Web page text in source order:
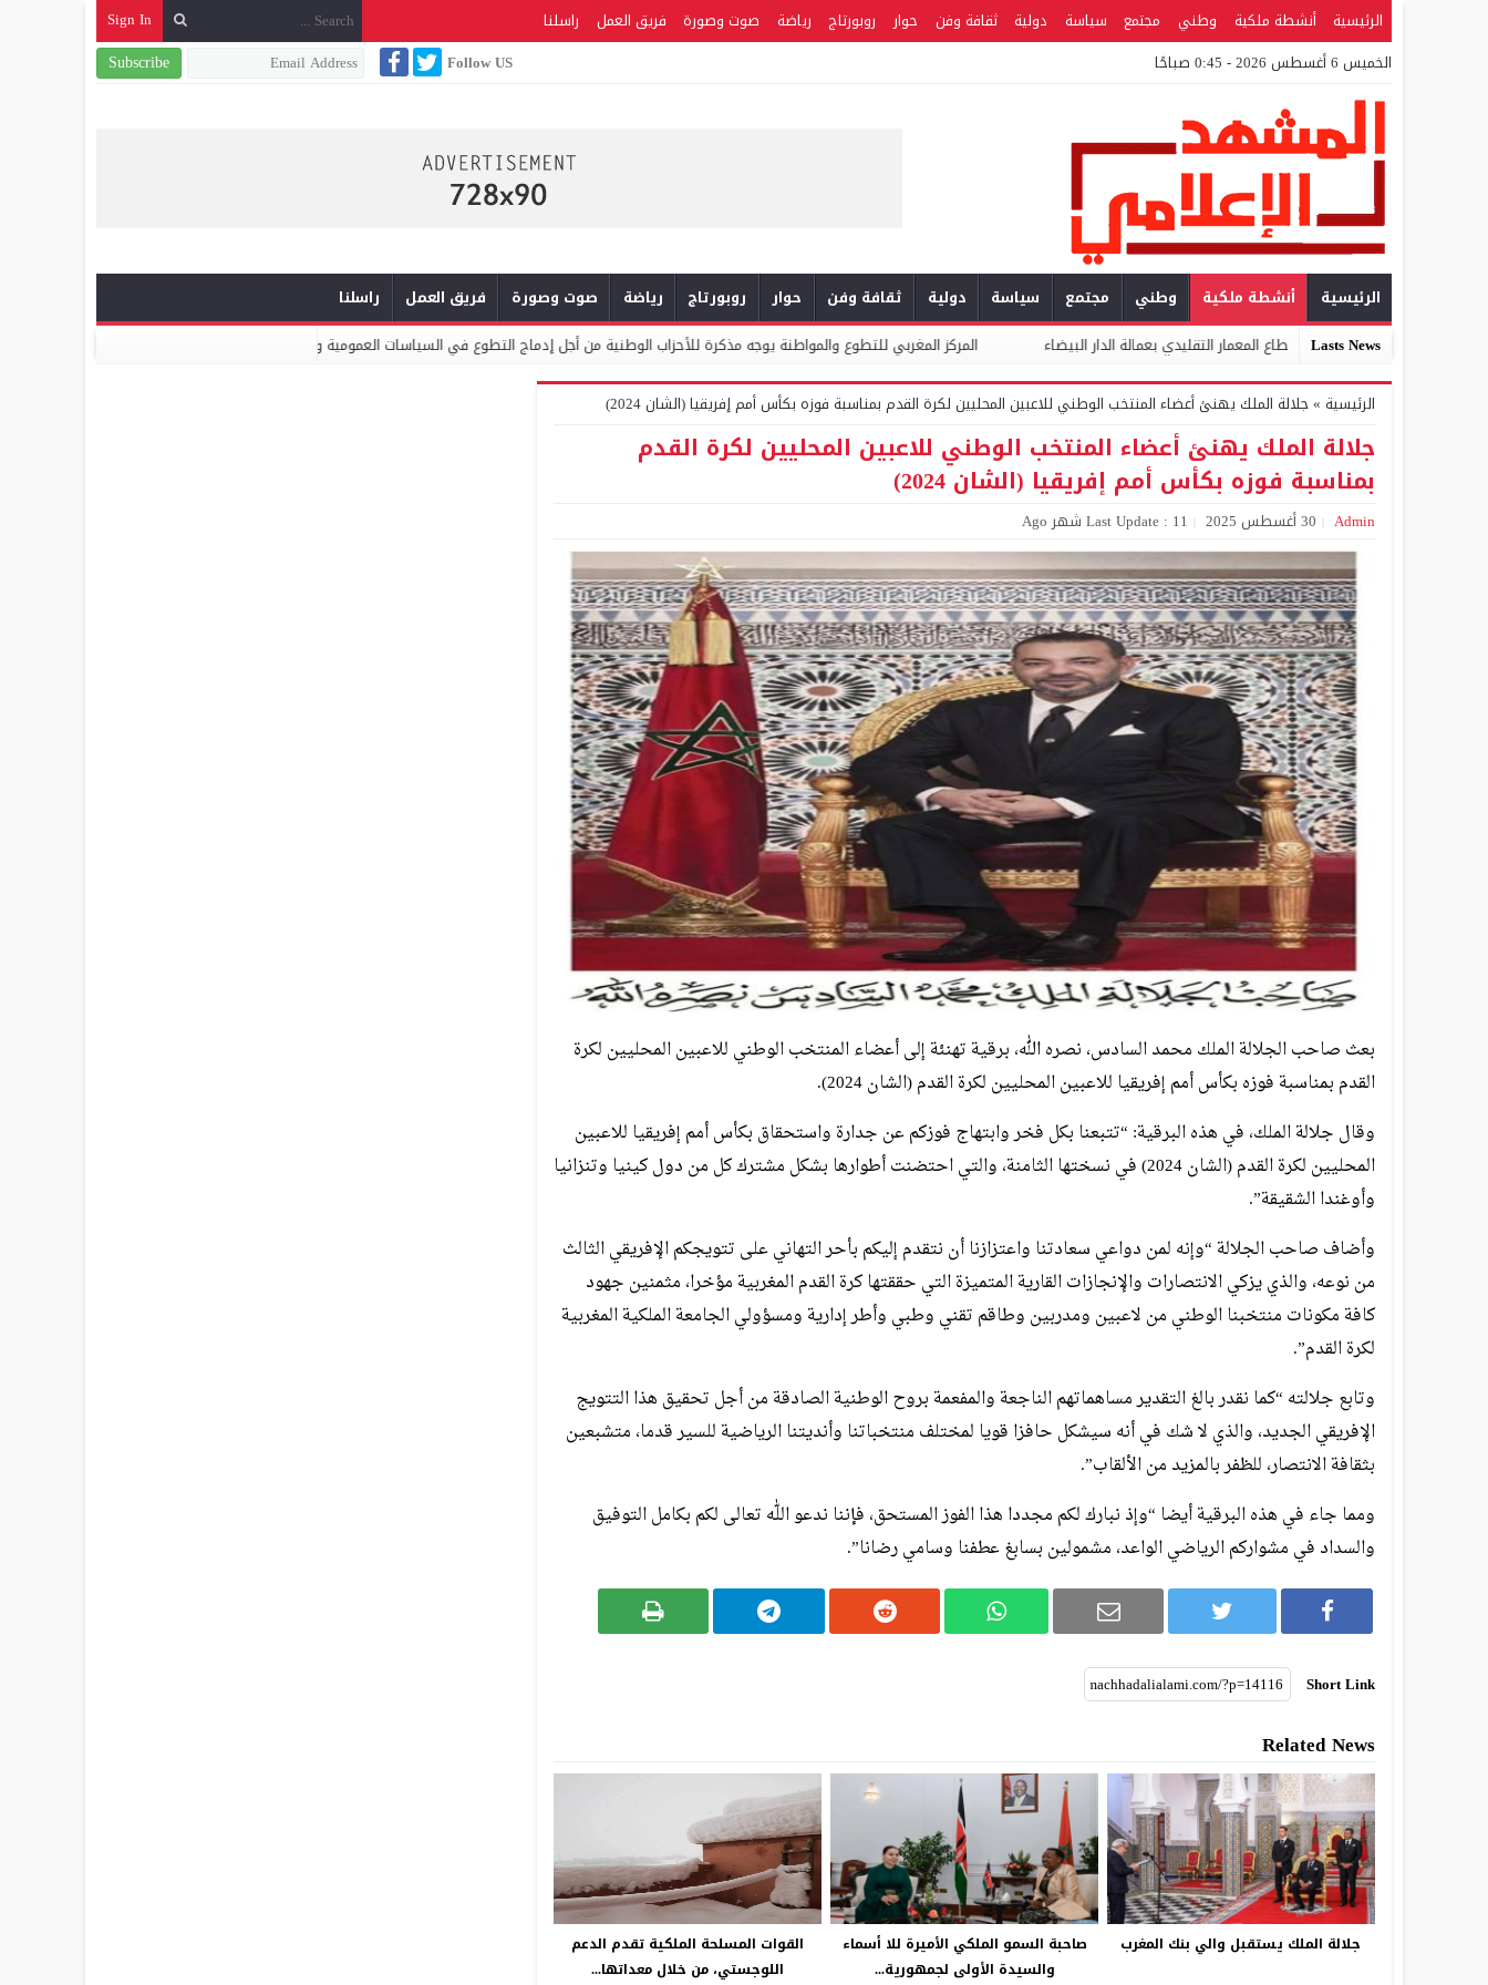
الرئيسية أنشطة ملكية وطني مجتمع سياسة دولية ثقافة وفن حوار روبورتاج رياضة صوت وصورة فريق العمل راسلنا
Sign In
الخميس 6 أغسطس 2026 - 0:45 صباحًا
Subscribe Follow US
الرئيسية أنشطة ملكية وطني مجتمع سياسة دولية ثقافة وفن حوار روبورتاج رياضة صوت وصورة فريق العمل
راسلنا
Lasts News
الإقليمية لقطاع المعمار التقليدي بعمالة الدار البيضاء المركز المغربي للتطوع والمواطنة يوجه مذكرة للأحزاب الوطنية من أجل إدماج التطوع في السياسات العمومية والبرامج الانتخابية
الرئيسية »جلالة الملك يهنئ أعضاء المنتخب الوطني للاعبين المحليين لكرة القدم بمناسبة فوزه بكأس أمم إفریقیا (الشان 2024)
جلالة الملك يهنئ أعضاء المنتخب الوطني للاعبين المحليين لكرة القدم
بمناسبة فوزه بكأس أمم إفریقیا (الشان 2024)
Admin 30 أغسطس 2025 Last Update : 11 شهر Ago
بعث صاحب الجلالة الملك محمد السادس، نصره الله، برقية تهنئة إلى أعضاء المنتخب الوطني للاعبين المحليين لكرة
القدم بمناسبة فوزه بكأس أمم إفريقيا للاعبين المحليين لكرة القدم (الشان 2024).
وقال جلالة الملك، في هذه البرقية: “تتبعنا بكل فخر وابتهاج فوزكم عن جدارة واستحقاق بكأس أمم إفريقيا للاعبين
المحليين لكرة القدم (الشان 2024) في نسختها الثامنة، والتي احتضنت أطوارها بشكل مشترك كل من دول كينيا وتنزانيا
وأوغندا الشقيقة”.
وأضاف صاحب الجلالة “وإنه لمن دواعي سعادتنا واعتزازنا أن نتقدم إليكم بأحر التهاني على تتويجكم الإفريقي الثالث
من نوعه، والذي يزكي الانتصارات والإنجازات القارية المتميزة التي حققتها كرة القدم المغربية مؤخرا، مثمنين جهود
كافة مكونات منتخبنا الوطني من لاعبين ومدربين وطاقم تقني وطبي وأطر إدارية ومسؤولي الجامعة الملكية المغربية
لكرة القدم”.
وتابع جلالته “كما نقدر بالغ التقدير مساهماتهم الناجعة والمفعمة بروح الوطنية الصادقة من أجل تحقيق هذا التتويج
الإفريقي الجديد، والذي لا شك في أنه سيشكل حافزا قويا لمختلف منتخباتنا وأنديتنا الرياضية للسير قدما، متشبعين
بثقافة الانتصار، للظفر بالمزيد من الألقاب”.
ومما جاء في هذه البرقية أيضا “وإذ نبارك لكم مجددا هذا الفوز المستحق، فإننا ندعو اللّٰه تعالى لكم بكامل التوفيق
والسداد في مشواركم الرياضي الواعد، مشمولين بسابغ عطفنا وسامي رضانا”.
Short Link
Related News
جلالة الملك يستقبل والي بنك المغرب
صاحبة السمو الملكي الأميرة للا أسماء
والسيدة الأولى لجمهورية...
القوات المسلحة الملكية تقدم الدعم
اللوجستي، من خلال معداتها...